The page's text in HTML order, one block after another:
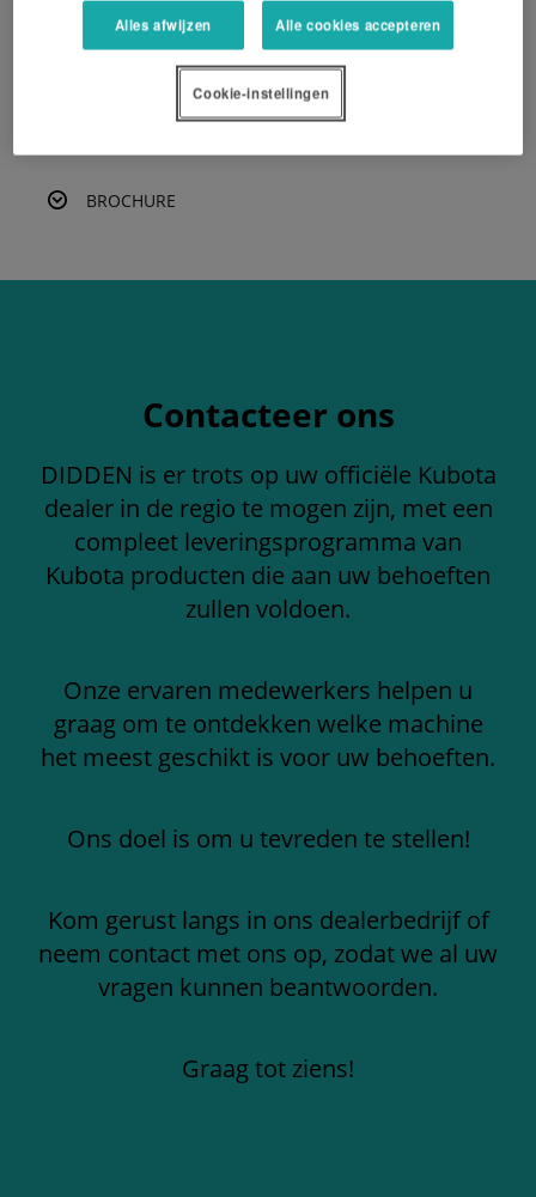
Tandriem voor zijtransmissie, met handbediende
riemspanner.
EEN OFFERTE AANVRAGEN
BROCHURE
Contacteer ons
DIDDEN is er trots op uw officiële Kubota
dealer in de regio te mogen zijn, met een
compleet leveringsprogramma van
Kubota producten die aan uw behoeften
zullen voldoen.
Onze ervaren medewerkers helpen u
graag om te ontdekken welke machine
het meest geschikt is voor uw behoeften.
Ons doel is om u tevreden te stellen!
Kom gerust langs in ons dealerbedrijf of
neem contact met ons op, zodat we al uw
vragen kunnen beantwoorden.
Graag tot ziens!
Alles afwijzen Alle cookies accepteren
Cookie-instellingen